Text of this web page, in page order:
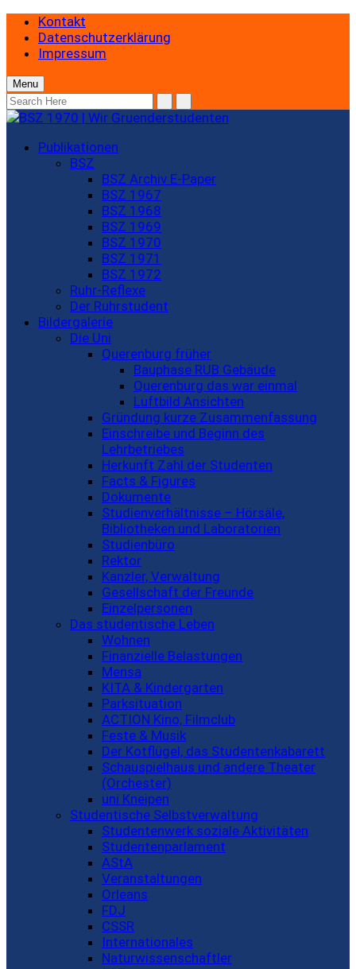
Kontakt
Datenschutzerklärung
Impressum
Menu
Publikationen
BSZ
BSZ Archiv E-Paper
BSZ 1967
BSZ 1968
BSZ 1969
BSZ 1970
BSZ 1971
BSZ 1972
Ruhr-Reflexe
Der Ruhrstudent
Bildergalerie
Die Uni
Querenburg früher
Bauphase RUB Gebäude
Querenburg das war einmal
Luftbild Ansichten
Gründung kurze Zusammenfassung
Einschreibe und Beginn des
Lehrbetriebes
Herkunft Zahl der Studenten
Facts & Figures
Dokumente
Studienverhältnisse – Hörsäle,
Bibliotheken und Laboratorien
Studienbüro
Rektor
Kanzler, Verwaltung
Gesellschaft der Freunde
Einzelpersonen
Das studentische Leben
Wohnen
Finanzielle Belastungen
Mensa
KITA & Kindergarten
Parksituation
ACTION Kino, Filmclub
Feste & Musik
Der Kotflügel, das Studentenkabarett
Schauspielhaus und andere Theater
(Orchester)
uni Kneipen
Studentische Selbstverwaltung
Studentenwerk soziale Aktivitäten
Studentenparlament
AStA
Veranstaltungen
Orleans
FDJ
CSSR
Internationales
Naturwissenschaftler